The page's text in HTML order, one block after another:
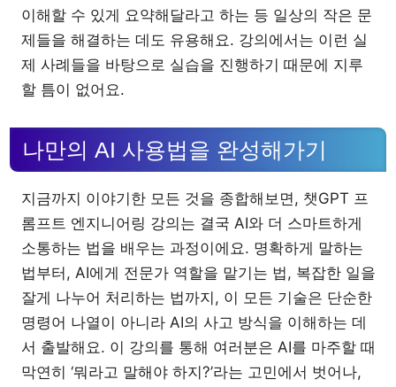
이해할 수 있게 요약해달라고 하는 등 일상의 작은 문
제들을 해결하는 데도 유용해요. 강의에서는 이런 실
제 사례들을 바탕으로 실습을 진행하기 때문에 지루
할 틈이 없어요.
나만의 AI 사용법을 완성해가기
지금까지 이야기한 모든 것을 종합해보면, 챗GPT 프
롬프트 엔지니어링 강의는 결국 AI와 더 스마트하게
소통하는 법을 배우는 과정이에요. 명확하게 말하는
법부터, AI에게 전문가 역할을 맡기는 법, 복잡한 일을
잘게 나누어 처리하는 법까지, 이 모든 기술은 단순한
명령어 나열이 아니라 AI의 사고 방식을 이해하는 데
서 출발해요. 이 강의를 통해 여러분은 AI를 마주할 때
막연히 ‘뭐라고 말해야 하지?’라는 고민에서 벗어나,